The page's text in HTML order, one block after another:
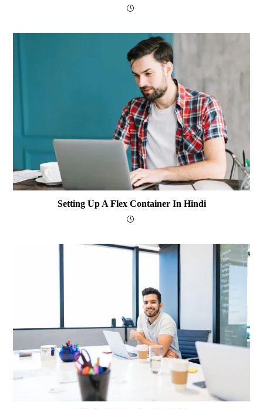
Setting Up A Flex Container In Hindi